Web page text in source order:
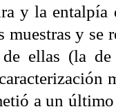
y la
muestras y
ellas (la
a un